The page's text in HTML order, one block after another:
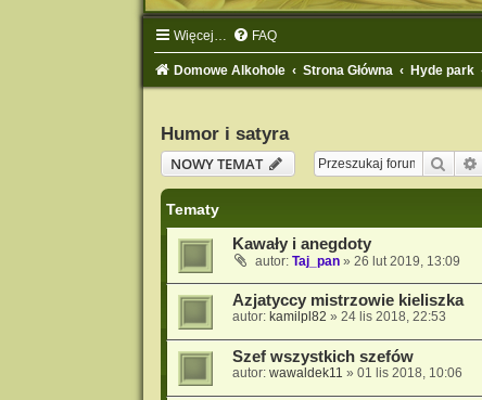
Więcej… FAQ
Domowe Alkohole Strona Główna Hyde park
Humor i satyra
NOWY TEMAT
Szukaj
Tematy
Kawały i anegdoty
autor: Taj_pan» 26 lut 2019, 13:09
Azjatyccy mistrzowie kieliszka
autor: kamilpl82 » 24 lis 2018, 22:53
Szef wszystkich szefów
autor: wawaldek11 » 01 lis 2018, 10:06